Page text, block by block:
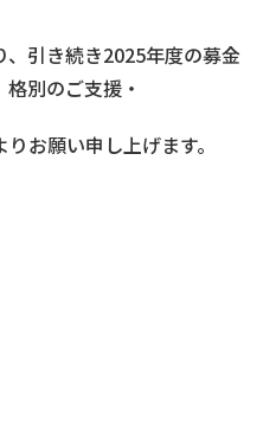
、引き続き2025年度の募金
別のご支援・
お願い申し上げます。